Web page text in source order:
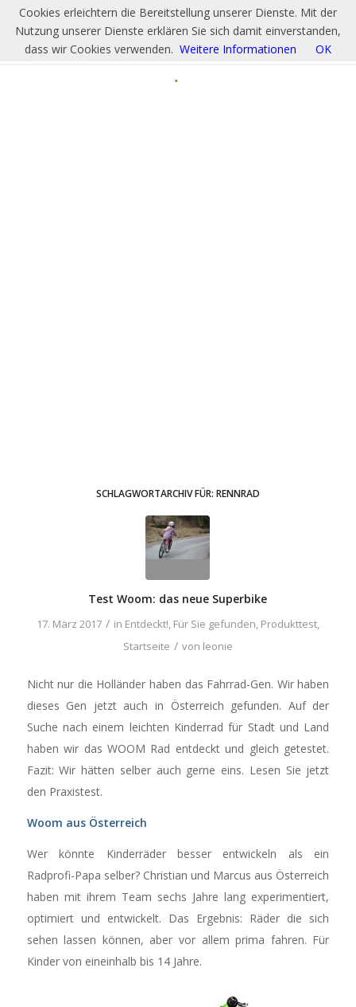
SCHLAGWORTARCHIV FÜR: RENNRAD
Test Woom: das neue Superbike
17. März 2017 / in Entdeckt!, Für Sie gefunden, Produkttest,
Startseite / von leonie
Nicht nur die Holländer haben das Fahrrad-Gen. Wir haben
dieses Gen jetzt auch in Österreich gefunden. Auf der
Suche nach einem leichten Kinderrad für Stadt und Land
haben wir das WOOM Rad entdeckt und gleich getestet.
Fazit: Wir hätten selber auch gerne eins. Lesen Sie jetzt
den Praxistest.
Woom aus Österreich
Wer könnte Kinderräder besser entwickeln als ein
Radprofi-Papa selber? Christian und Marcus aus Österreich
haben mit ihrem Team sechs Jahre lang experimentiert,
optimiert und entwickelt. Das Ergebnis: Räder die sich
sehen lassen können, aber vor allem prima fahren. Für
Kinder von eineinhalb bis 14 Jahre.
Cookies erleichtern die Bereitstellung unserer Dienste. Mit der
Nutzung unserer Dienste erklären Sie sich damit einverstanden,
dass wir Cookies verwenden. Weitere Informationen OK